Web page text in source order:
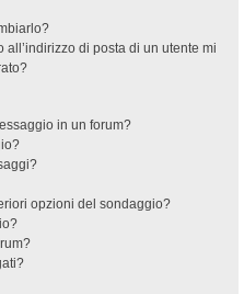
di posta di un utente mi
in un forum?
opzioni del sondaggio?